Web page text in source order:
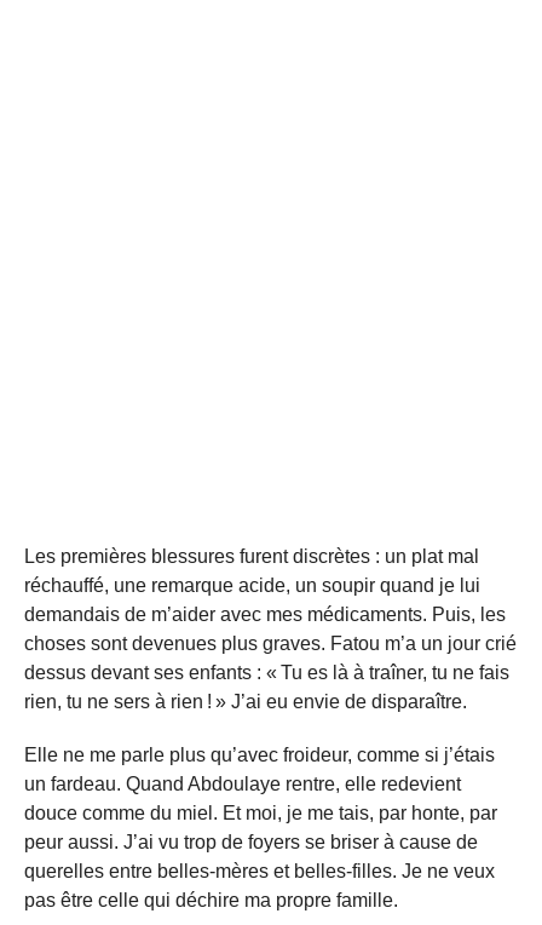
Les premières blessures furent discrètes : un plat mal
réchauffé, une remarque acide, un soupir quand je lui
demandais de m’aider avec mes médicaments. Puis, les
choses sont devenues plus graves. Fatou m’a un jour crié
dessus devant ses enfants : « Tu es là à traîner, tu ne fais
rien, tu ne sers à rien ! » J’ai eu envie de disparaître.
Elle ne me parle plus qu’avec froideur, comme si j’étais
un fardeau. Quand Abdoulaye rentre, elle redevient
douce comme du miel. Et moi, je me tais, par honte, par
peur aussi. J’ai vu trop de foyers se briser à cause de
querelles entre belles-mères et belles-filles. Je ne veux
pas être celle qui déchire ma propre famille.